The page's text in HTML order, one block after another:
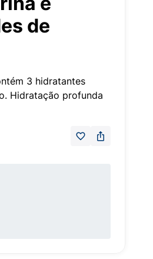
de
3 hidratantes
Hidratação profunda